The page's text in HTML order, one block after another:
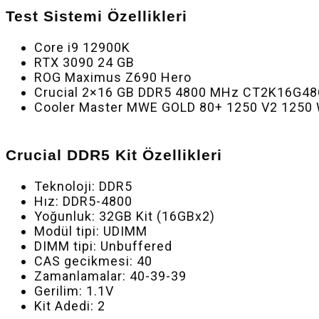
Test Sistemi Özellikleri
Core i9 12900K
RTX 3090 24 GB
ROG Maximus Z690 Hero
Crucial 2×16 GB DDR5 4800 MHz
Cooler Master MWE GOLD 80+ 1250 V2 1250
Crucial DDR5 Kit Özellikleri
Teknoloji: DDR5
Hız: DDR5-4800
Yoğunluk: 32GB Kit (16GBx2)
Modül tipi: UDIMM
DIMM tipi: Unbuffered
CAS gecikmesi: 40
Zamanlamalar: 40-39-39
Gerilim: 1.1V
Kit Adedi: 2